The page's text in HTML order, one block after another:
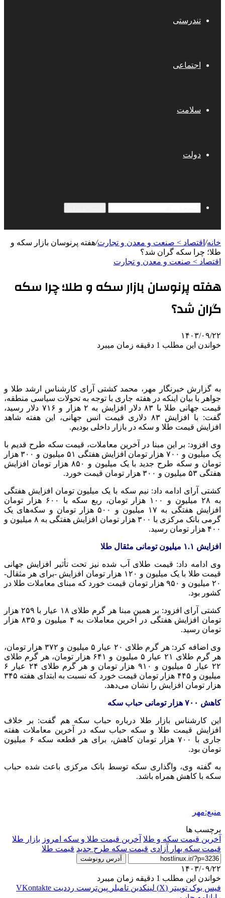
تندرستی
اجتماعی
سلامت
دولت
خانه/ اقتصاد > صنعت و معدن و تجارت/هفته پرنوسان بازار سکه و
طلا؛ چرا سکه گران شد؟
اقتصاد > صنعت و معدن و تجارت
هفته پرنوسان بازار سکه و طلا؛ چرا سکه
گران شد؟
۱۴۰۳/۰۹/۲۲
خواندن این مطلب 1 دقیقه زمان میبرد
به گزارش خبرنگار مهر، محمد کشتی آرای کارشناس ارشد طلا و
جواهر با بیان اینکه در هفته جاری با توجه به تحولات سیاسی منطقه،
قیمت جهانی طلا با ۸۳ دلار افزایش به ۲ هزار و ۷۱۶ دلار رسید،
گفت: با افزایش ۸۳ دلاری قیمت انس جهانی، این هفته شاهد
افزایش قیمت طلا و سکه در بازار داخلی بودیم.
وی افزود: بر این مبنا در آخرین معاملات، قیمت سکه طرح قدیم با
یک میلیون و ۷۰۰ هزار تومان افزایش هفتگی ۵۱ میلیون و ۳۰۰ هزار
تومان و سکه طرح جدید با یک میلیون و ۸۵۰ هزار تومان افزایش
هفتگی ۵۳ میلیون و ۳۰۰ هزار تومان قیمت خورد.
کشتی آرای ادامه داد: نیم سکه با یک میلیون تومان افزایش هفتگی
به ۲۸ میلیون و ۱۰۰ هزار تومان، ربع سکه با ۶۰۰ هزار تومان
افزایش هفتگی به ۱۷ میلیون و ۵۰۰ هزار تومان و سکه‌های یک
گرمی بانک مرکزی با ۳۰۰ هزار تومان افزایش هفتگی به ۸ میلیون و
۴۰۰ هزار تومان رسید.
افزایش ۱.۱ میلیون تومانی مثقال طلا
وی ادامه داد: قیمت طلای آب شده نیز تحت تأثیر افزایش جهانی
قیمت طلا با یک میلیون و ۱۲۰ هزار تومان افزایش -برای هر مثقال-
۲۰ میلیون و ۹۵۰ هزار تومان قیمت خورد که مبنای معاملات طلا در
کشور بود.
کشتی آرای افزود: بر همین مبنا هر گرم طلای ۱۸ عیار با ۲۵۹ هزار
تومان افزایش هفتگی در آخرین معاملات به ۴ میلیون و ۸۳۵ هزار
تومان رسید.
وی اضافه کرد: هر گرم طلای ۲۰ عیار ۵ میلیون و ۳۷۲ هزار تومان،
هر گرم طلای ۲۱ عیار ۵ میلیون و ۶۴۱ هزار تومان، هر گرم طلای
۲۲ عیار ۵ میلیون و ۹۱۰ هزار تومان و هر گرم طلای ۲۴ عیار ۶
میلیون و ۴۴۵ هزار تومان قیمت خورد که نسبت به ابتدای هفته ۳۴۵
هزار تومان افزایش را نشان می‌دهد.
کاهش ۷۰۰ هزار تومانی حباب سکه
این کارشناس بازار طلا درباره حباب سکه هم گفت: بر خلاف
افزایش قیمت طلا و سکه حباب سکه در آخرین معاملات هفته
جاری با ۷۰۰ هزار تومان کاهش، برای هر قطعه سکه ۶ میلیون
تومان بود.
به گفته وی، واگذاری سکه توسط بانک مرکزی باعث شده حباب
سکه با کاهش همراه باشد.
منبع:مهر
برچسب ها
آخرین قیمت سکه و طلا آخرین قیمت طلا و سکه امروز بازار طلا
قیمت سکه بهار آزادی قیمت سکه طرح جدید قیمت طلا
آدرس رونوشت
۱۴۰۳/۰۹/۲۲
خواندن این مطلب 1 دقیقه زمان میبرد
فیس بوک توییتر (X) لینکدین ‫تامبلر ‫پین‌ترست ‫رددیت ‫VKontakte